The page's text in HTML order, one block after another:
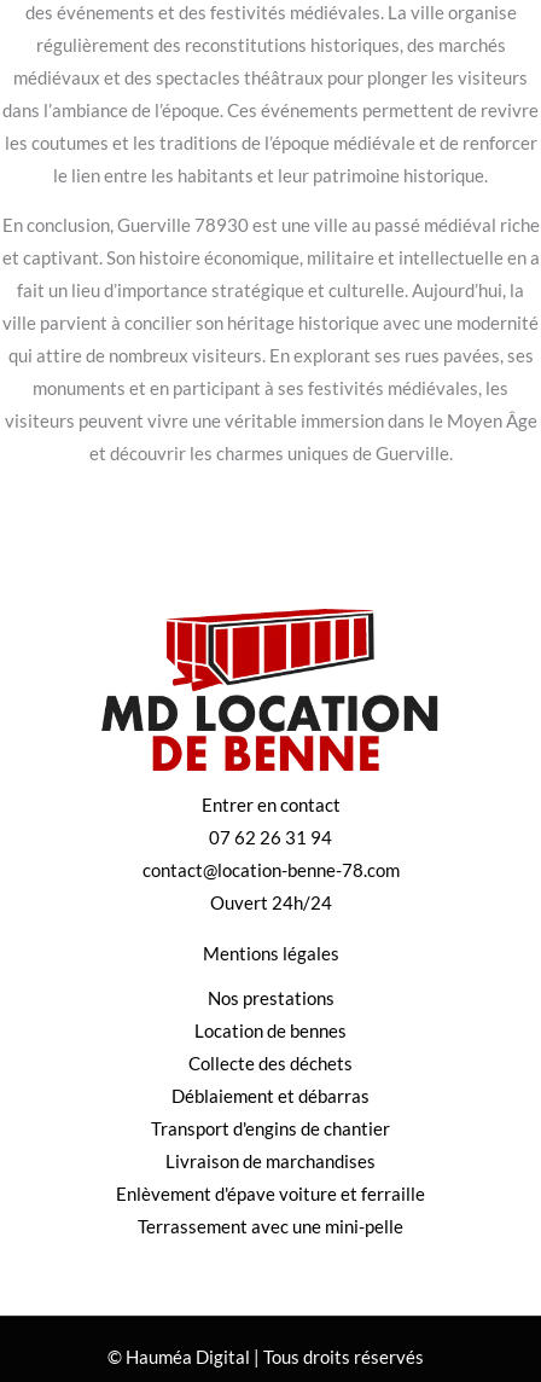
des événements et des festivités médiévales. La ville organise
régulièrement des reconstitutions historiques, des marchés
médiévaux et des spectacles théâtraux pour plonger les visiteurs
dans l’ambiance de l’époque. Ces événements permettent de revivre
les coutumes et les traditions de l’époque médiévale et de renforcer
le lien entre les habitants et leur patrimoine historique.
En conclusion, Guerville 78930 est une ville au passé médiéval riche
et captivant. Son histoire économique, militaire et intellectuelle en a
fait un lieu d’importance stratégique et culturelle. Aujourd’hui, la
ville parvient à concilier son héritage historique avec une modernité
qui attire de nombreux visiteurs. En explorant ses rues pavées, ses
monuments et en participant à ses festivités médiévales, les
visiteurs peuvent vivre une véritable immersion dans le Moyen Âge
et découvrir les charmes uniques de Guerville.
Entrer en contact
07 62 26 31 94
contact@location-benne-78.com
Ouvert 24h/24
Mentions légales
Nos prestations
Location de bennes
Collecte des déchets
Déblaiement et débarras
Transport d'engins de chantier
Livraison de marchandises
Enlèvement d'épave voiture et ferraille
Terrassement avec une mini-pelle
© Hauméa Digital | Tous droits réservés